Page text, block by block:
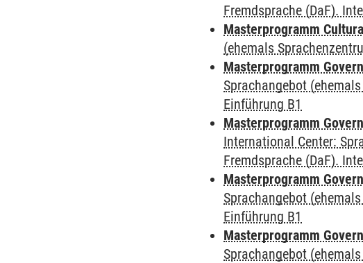
Fremdsprache (DaF).
Masterprogramm
(ehemals
Masterprogramm
Sprachangebot
Einführung B1
Masterprogramm
International Center:
Fremdsprache (DaF).
Masterprogramm
Sprachangebot
Einführung B1
Masterprogramm
Sprachangebot